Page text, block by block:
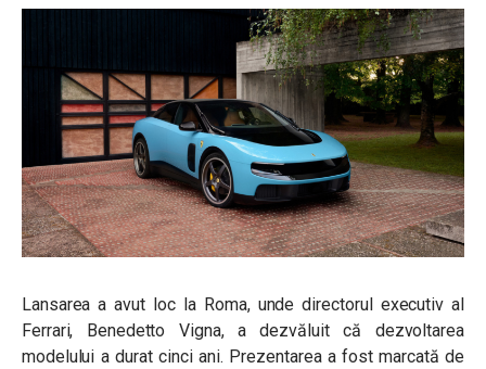
Lansarea a avut loc la Roma, unde directorul executiv al
Ferrari, Benedetto Vigna, a dezvăluit că dezvoltarea
modelului a durat cinci ani. Prezentarea a fost marcată de